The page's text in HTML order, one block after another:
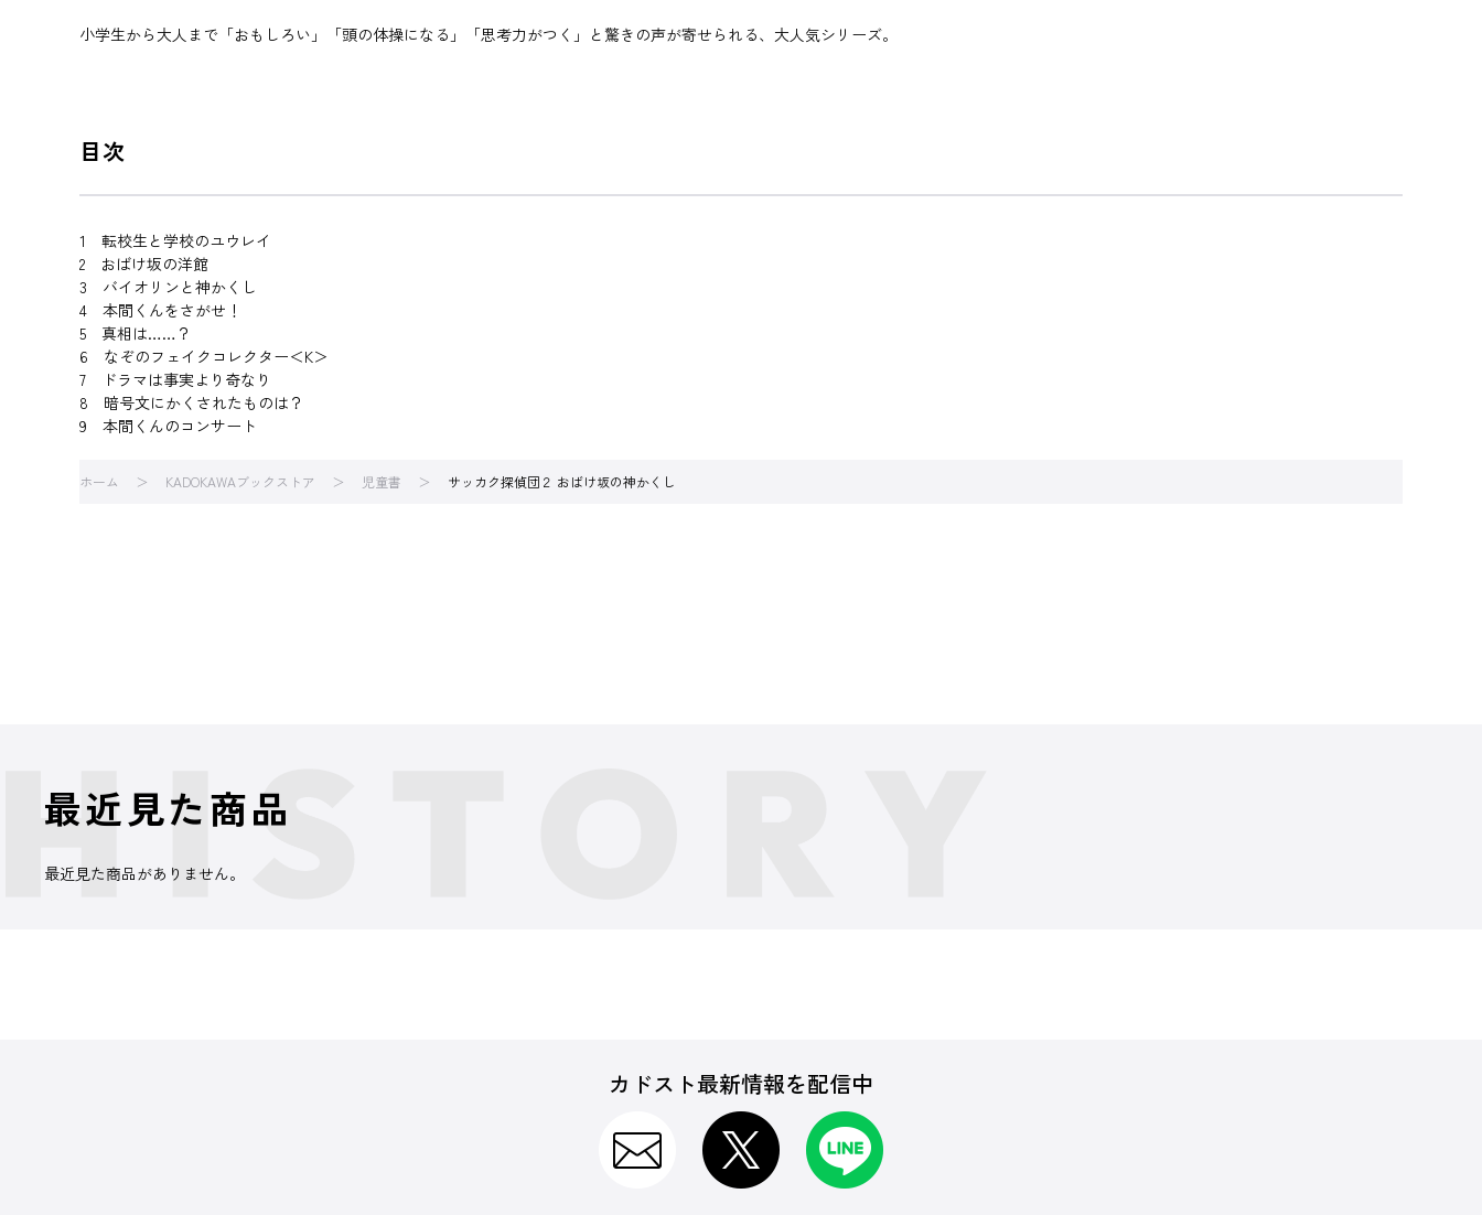
小学生から大人まで「おもしろい」「頭の体操になる」「思考力がつく」と驚きの声が寄せられる、大人気シリーズ。
目次
1 転校生と学校のユウレイ
2 おばけ坂の洋館
3 バイオリンと神かくし
4 本間くんをさがせ！
5 真相は……？
6 なぞのフェイクコレクター＜K＞
7 ドラマは事実より奇なり
8 暗号文にかくされたものは？
9 本間くんのコンサート
ホーム KADOKAWAブックストア 児童書 サッカク探偵団２ おばけ坂の神かくし
最近見た商品
最近見た商品がありません。
カドスト最新情報を配信中